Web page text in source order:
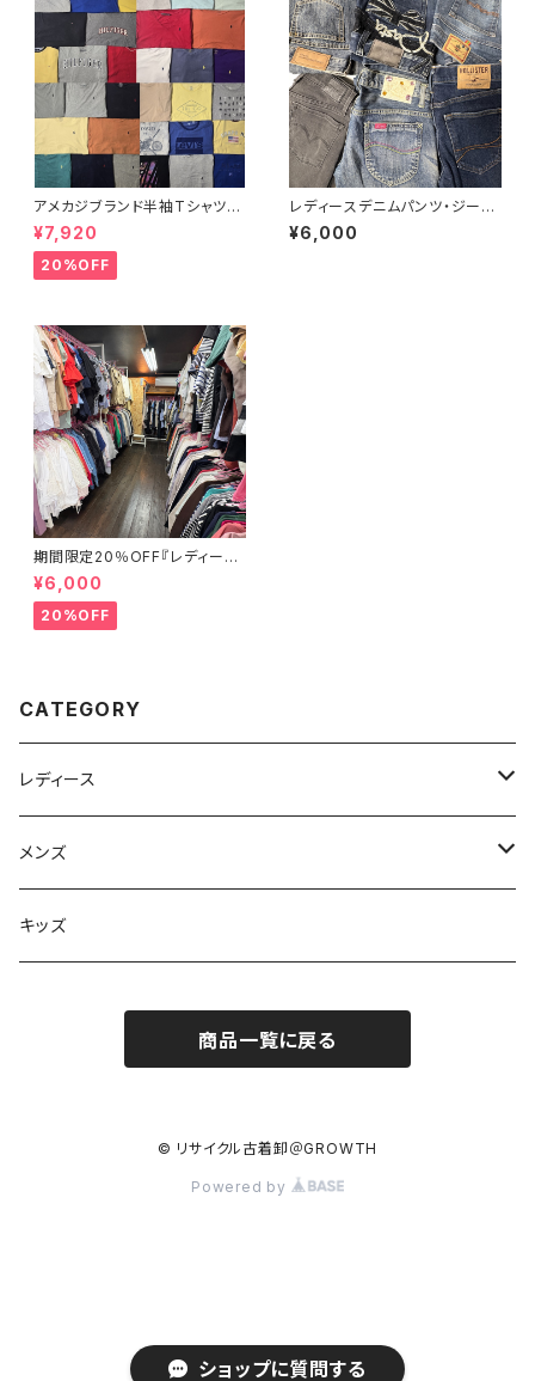
ショップに質問する
アメカジブランド半袖Tシャツ3
3点セット ラルフローレン トミー
ヒルフィガー ティンバーランド ノ
ーティカ リーバイス ディッキー
ズ 大特価
¥7,920
20%OFF
レディースデニムパンツ・ジーン
ズ30点セット（オールシーズン）
¥6,000
期間限定20％OFF『レディース
春夏物30点セット☆弊社店舗販
売品と同等のクオリティです♪』
¥6,000
20%OFF
CATEGORY
レディース
フリマセット
メンズ
スウェット・パーカー
キッズ
商品一覧に戻る
© リサイクル古着卸＠GROWTH
Powered by